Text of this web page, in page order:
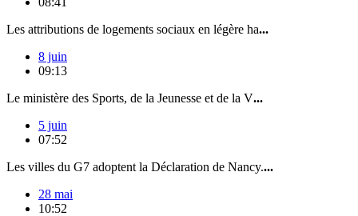
Les attributions de logements sociaux en légère ha...
8 juin
09:13
Le ministère des Sports, de la Jeunesse et de la V...
5 juin
07:52
Les villes du G7 adoptent la Déclaration de Nancy....
28 mai
10:52